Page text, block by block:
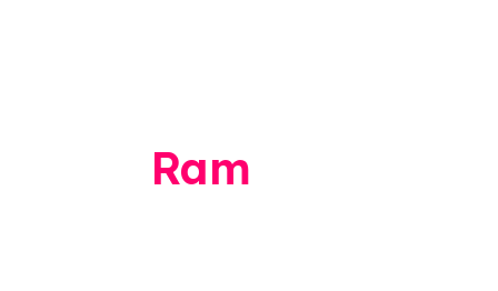
Ram